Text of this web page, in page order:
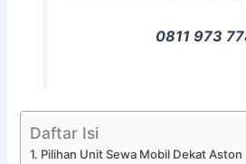
0811 973
Daftar Isi
Pilihan Unit Sewa Mobil Dekat